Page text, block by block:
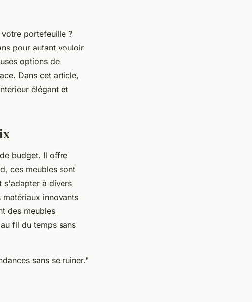
portefeuille ?
pour autant vouloir
options de
Dans cet article,
élégant et
budget. Il offre
ces meubles sont
s'adapter à divers
matériaux innovants
des meubles
fil du temps sans
sans se ruiner."